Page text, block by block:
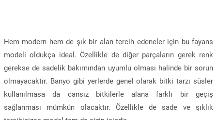
Hem modern hem de şık bir alan tercih edeneler için bu fayans
modeli oldukça ideal. Özellikle de diğer parçaların gerek renk
gerekse de sadelik bakımından uyumlu olması halinde bir sorun
olmayacaktır. Banyo gibi yerlerde genel olarak bitki tarzı süsler
kullanılmasa da cansız bitkilerle alana farklı bir geçiş
sağlanması mümkün olacaktır. Özellikle de sade ve şıklık